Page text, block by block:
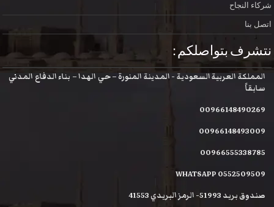
شركاء النجاح
اتصل بنا
نتشرف بتواصلكم :
المملكة العربية السعودية - المدينة المنورة – حي الهدا – بناء الدفاع المدني
سابقاً
00966148490269
00966148493009
00966555338785
WHATSAPP 0552509509
صندوق بريد 51993- الرمز البريدي 41553